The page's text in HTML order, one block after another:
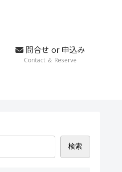
問合せ or 申込み
Contact ＆ Reserve
検索